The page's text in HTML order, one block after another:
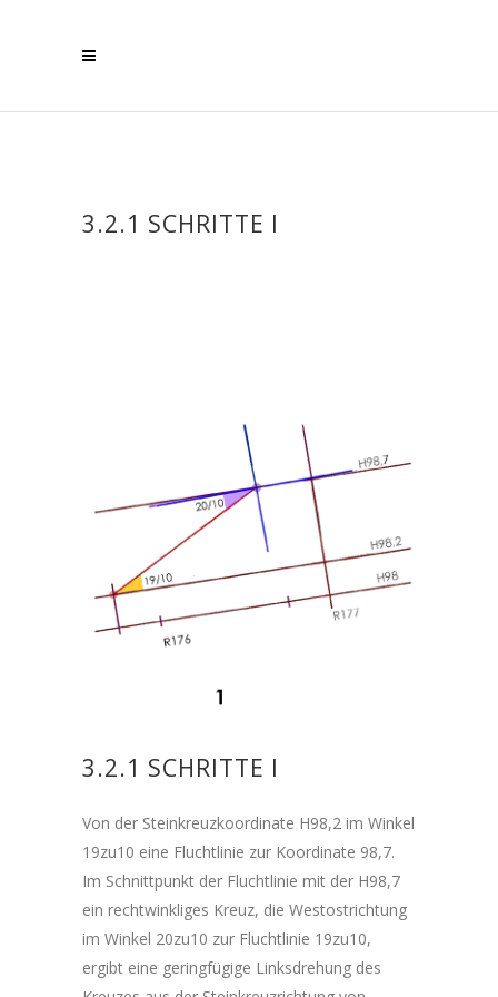
3.2.1 SCHRITTE I
3.2.1 SCHRITTE I
Von der Steinkreuzkoordinate H98,2 im Winkel
19zu10 eine Fluchtlinie zur Koordinate 98,7.
Im Schnittpunkt der Fluchtlinie mit der H98,7
ein rechtwinkliges Kreuz, die Westostrichtung
im Winkel 20zu10 zur Fluchtlinie 19zu10,
ergibt eine geringfügige Linksdrehung des